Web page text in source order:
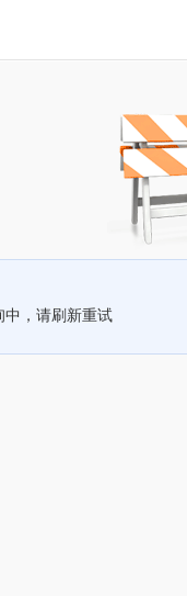
中，请刷新重试